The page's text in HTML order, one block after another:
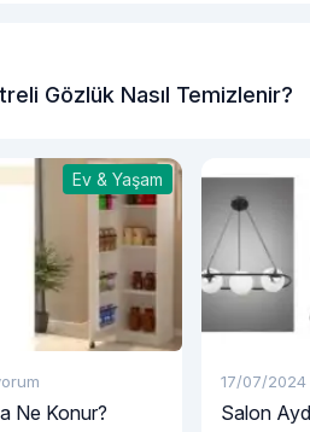
Gözlük Nasıl Temizlenir?
Ev & Yaşam
Ne Konur?
17/07/2024
Salon